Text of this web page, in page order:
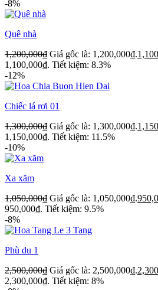
-8%
Quê nhà
1,200,000₫ Giá gốc là: 1,200,000₫.
1,100,000₫. Tiết kiệm: 8.3%
-12%
Chiếc lá rơi 01
1,300,000₫ Giá gốc là: 1,300,000₫.
1,150,000₫. Tiết kiệm: 11.5%
-10%
Xa xăm
1,050,000₫ Giá gốc là: 1,050,000₫.
950,000₫. Tiết kiệm: 9.5%
-8%
Phù du 1
2,500,000₫ Giá gốc là: 2,500,000₫.
2,300,000₫. Tiết kiệm: 8%